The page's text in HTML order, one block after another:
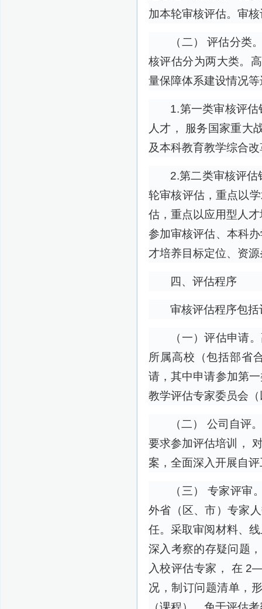
加本轮审核评估。审
（二） 评估分类
核评估分为两大类。
量保障体系建设情况
1.第一类审核评
人才， 服务国家重大
及本科教育教学综合
2.第二类审核评
轮审核评估，重点以
估，重点以应用型人
参加审核评估、本科
才培养目标定位、资
四、评估程序
审核评估程序包
（一）评估申请
所属高校（包括部省
请，其中申请参加第
教学评估专家委员会
（二） 公司自评
要求参加评估培训，
案，全面深入开展自
（三） 专家评
外省（区、市）专家
任。采取审阅材料、
深入考察的存疑问题
入校评估专家， 在
况，制订问题清单，